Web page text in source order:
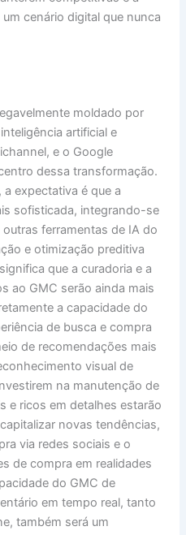
cenário digital que nunca
moldado por
artificial e
e o Google
dessa transformação.
expectativa é que a
sofisticada, integrando-se
ferramentas de IA do
e otimização preditiva
que a curadoria e a
ao GMC serão ainda mais
a capacidade do
de busca e compra
de recomendações mais
visual de
na manutenção de
e ricos em detalhes estarão
novas tendências,
via redes sociais e o
de compra em realidades
do GMC de
em tempo real, tanto
também será um